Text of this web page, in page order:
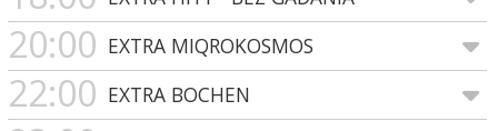
20:00 EXTRA MIQROKOSMOS
22:00 EXTRA BOCHEN